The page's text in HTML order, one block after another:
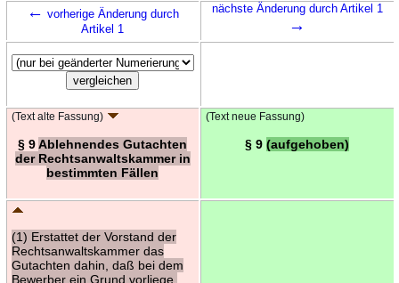
← vorherige Änderung durch
Artikel 1
nächste Änderung durch Artikel 1
→
(Text alte Fassung)
§ 9Ablehnendes Gutachten
der Rechtsanwaltskammer in
bestimmten Fällen
(Text neue Fassung)
§ 9 (aufgehoben)
(1) Erstattet der Vorstand der
Rechtsanwaltskammer das
Gutachten dahin, daß bei dem
Bewerber ein Grund vorliege,